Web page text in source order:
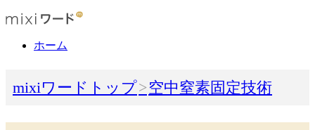
ホーム
mixiワードトップ 空中窒素固定技術